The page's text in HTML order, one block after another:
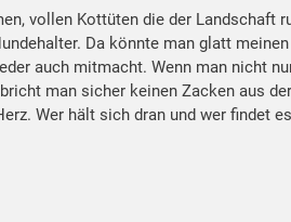
vollen Kottüten die der Landschaft
Da könnte man glatt
auch mitmacht. Wenn man nicht
man sicher keinen Zacken aus
Wer hält sich dran und wer findet